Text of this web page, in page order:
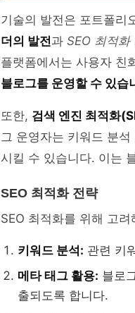
기술의 발전은 포트폴리
더의 발전과 SEO 최적화
플랫폼에서는 사용자 친
블로그를 운영할 수 있습
또한, 검색 엔진 최적화
그 운영자는 키워드 분
시킬 수 있습니다. 이는
SEO 최적화 전략
SEO 최적화를 위해 고
키워드 분석: 관련 키
메타 태그 활용: 블로
출되도록 합니다.